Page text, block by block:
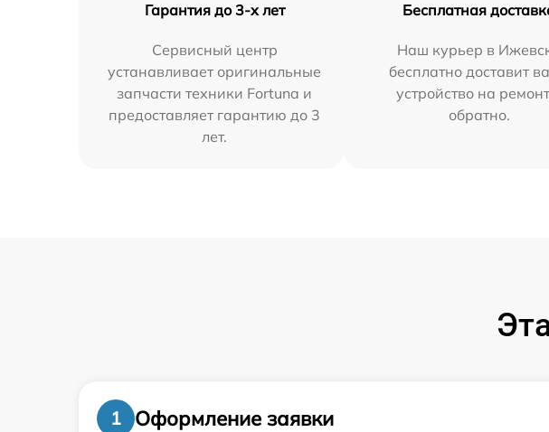
Гарантия до 3-х лет
Сервисный центр
устанавливает оригинальные
запчасти техники Fortuna и
предоставляет гарантию до 3
лет.
Бесплатная
Наш курьер в
бесплатно доставит
устройство на
обратно.
1
Оформление заявки